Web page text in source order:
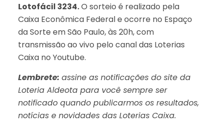
Lotofácil 3234.O sorteio é realizado pela
Caixa Econômica Federal e ocorre no Espaço
da Sorte em São Paulo, às 20h, com
transmissão ao vivo pelo canal das Loterias
Caixa no Youtube.
Lembrete: assine as notificações do site da
Loteria Aldeota para você sempre ser
notificado quando publicarmos os resultados,
notícias e novidades das Loterias Caixa.